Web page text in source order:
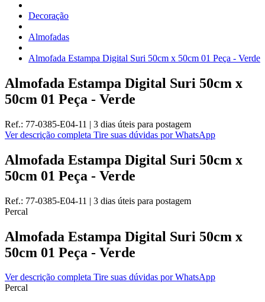
Decoração
Almofadas
Almofada Estampa Digital Suri 50cm x 50cm 01 Peça - Verde
Almofada Estampa Digital Suri 50cm x
50cm 01 Peça - Verde
Ref.: 77-0385-E04-11 | 3 dias úteis para postagem
Ver descrição completa Tire suas dúvidas por WhatsApp
Almofada Estampa Digital Suri 50cm x
50cm 01 Peça - Verde
Ref.: 77-0385-E04-11 | 3 dias úteis para postagem
Percal
Almofada Estampa Digital Suri 50cm x
50cm 01 Peça - Verde
Ver descrição completa Tire suas dúvidas por WhatsApp
Percal